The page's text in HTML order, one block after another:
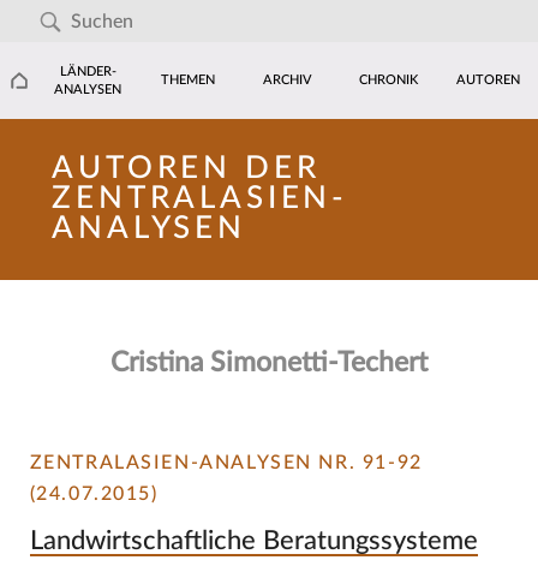
LÄNDER-
ANALYSEN
THEMEN ARCHIV CHRONIK AUTOREN
AUTOREN DER
ZENTRALASIEN-
ANALYSEN
Cristina Simonetti-Techert
ZENTRALASIEN-ANALYSEN NR. 91-92
(24.07.2015)
Landwirtschaftliche Beratungssysteme